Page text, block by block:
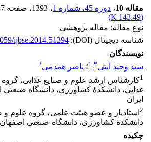
مقاله 10
، دوره 45، شماره 1 ، 1393 ، صفحه
(
143.49 K
)
نوع مقاله: مقاله پژوهشی
شناسه دیجیتال (DOI):
ijbse.2014.51294
نویسندگان
سید وحید آیتی*
1؛ ناصر همدمی2
1کارشناس ارشد علوم و صنایع غذایی، گروه
غذایی، دانشکدۀ کشاورزی، دانشگاه صنعتی
ایران
2 استادیار و عضو هیئت علمی، گروه علوم و
دانشکدۀ کشاورزی، دانشگاه صنعتی
چکیده